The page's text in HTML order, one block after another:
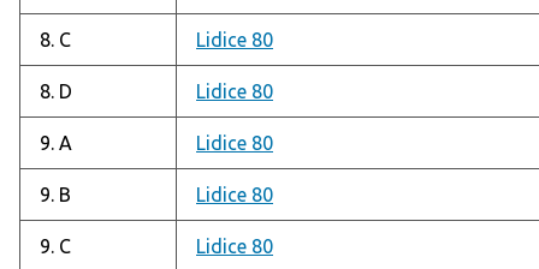
8. C Lidice 80
8. D Lidice 80
9. A Lidice 80
9. B Lidice 80
9. C Lidice 80